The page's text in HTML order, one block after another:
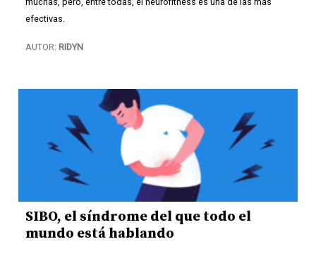
efectivas.
AUTOR: RIDYN
SIBO, el síndrome del que todo el
mundo está hablando